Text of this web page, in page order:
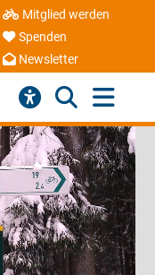
Mitglied werden
Spenden
Newsletter